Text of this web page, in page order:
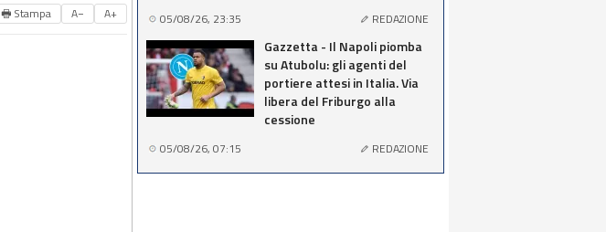
🖶 Stampa A− A+ 05/08/26, 23:35 REDAZIONE
Gazzetta - Il Napoli piomba
su Atubolu: gli agenti del
portiere attesi in Italia. Via
libera del Friburgo alla
cessione
05/08/26, 07:15 REDAZIONE